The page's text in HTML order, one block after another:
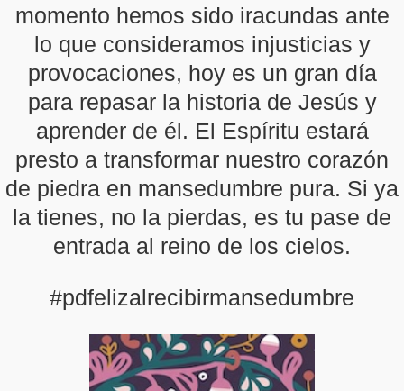
momento hemos sido iracundas ante
lo que consideramos injusticias y
provocaciones, hoy es un gran día
para repasar la historia de Jesús y
aprender de él. El Espíritu estará
presto a transformar nuestro corazón
de piedra en mansedumbre pura. Si ya
la tienes, no la pierdas, es tu pase de
entrada al reino de los cielos.
#pdfelizalrecibirmansedumbre